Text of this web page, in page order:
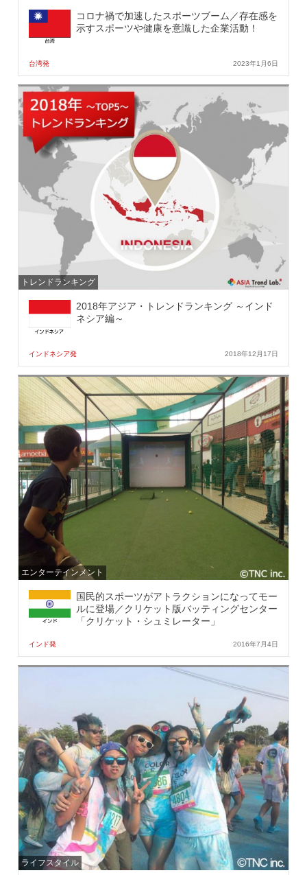
コロナ禍で加速したスポーツブーム／存在感を
示すスポーツや健康を意識した企業活動！
台湾発 2023年1月6日
トレンドランキング
2018年アジア・トレンドランキング ～インド
ネシア編～
インドネシア発 2018年12月17日
エンターテインメント
国民的スポーツがアトラクションになってモー
ルに登場／クリケット版バッティングセンター
「クリケット・シュミレーター」
インド発 2016年7月4日
ライフスタイル